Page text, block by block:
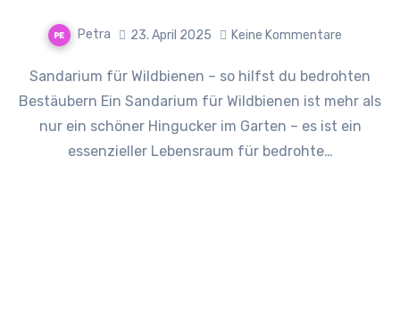
Petra 23. April 2025 Keine Kommentare
Sandarium für Wildbienen – so hilfst du bedrohten
Bestäubern Ein Sandarium für Wildbienen ist mehr als
nur ein schöner Hingucker im Garten – es ist ein
essenzieller Lebensraum für bedrohte…